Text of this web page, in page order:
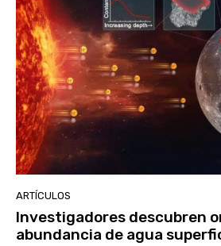
ARTÍCULOS
Investigadores descubren
abundancia de agua